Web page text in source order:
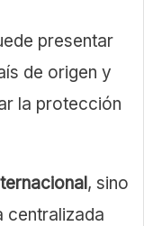
presentar
de origen y
la protección
, sino
centralizada